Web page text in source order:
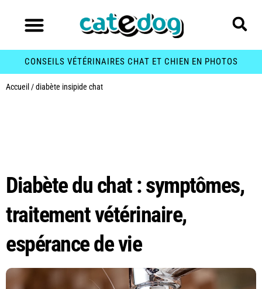
CONSEILS VÉTÉRINAIRES CHAT ET CHIEN EN PHOTOS
Accueil /diabète insipide chat
Diabète du chat : symptômes,
traitement vétérinaire,
espérance de vie